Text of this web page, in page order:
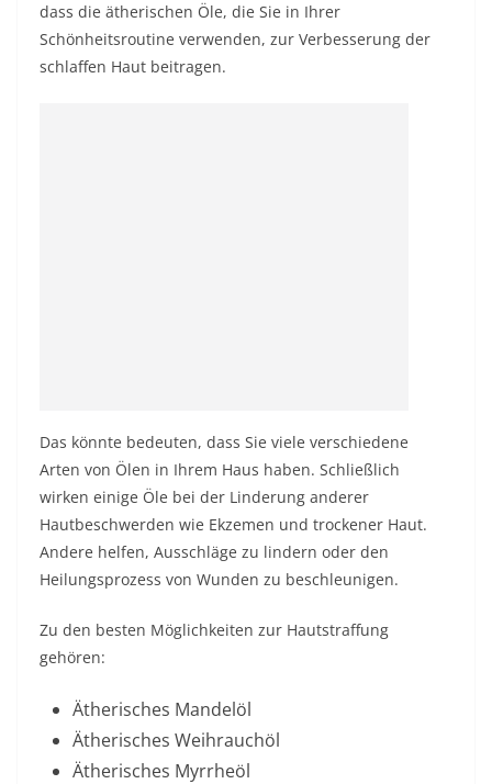
dass die ätherischen Öle, die Sie in Ihrer
Schönheitsroutine verwenden, zur Verbesserung der
schlaffen Haut beitragen.
Das könnte bedeuten, dass Sie viele verschiedene
Arten von Ölen in Ihrem Haus haben. Schließlich
wirken einige Öle bei der Linderung anderer
Hautbeschwerden wie Ekzemen und trockener Haut.
Andere helfen, Ausschläge zu lindern oder den
Heilungsprozess von Wunden zu beschleunigen.
Zu den besten Möglichkeiten zur Hautstraffung
gehören:
Ätherisches Mandelöl
Ätherisches Weihrauchöl
Ätherisches Myrrheöl